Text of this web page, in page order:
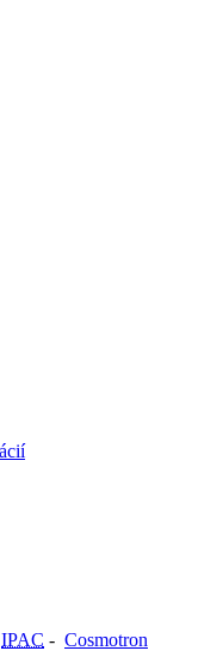
IPAC - Cosmotron